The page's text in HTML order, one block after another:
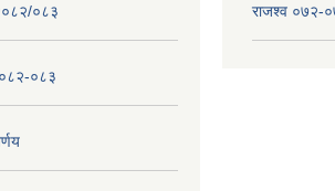
०८३
०८३
राजश्व ०७२-